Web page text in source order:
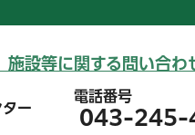
施設等に関する問い合わ
ー
電話番号
043-245-